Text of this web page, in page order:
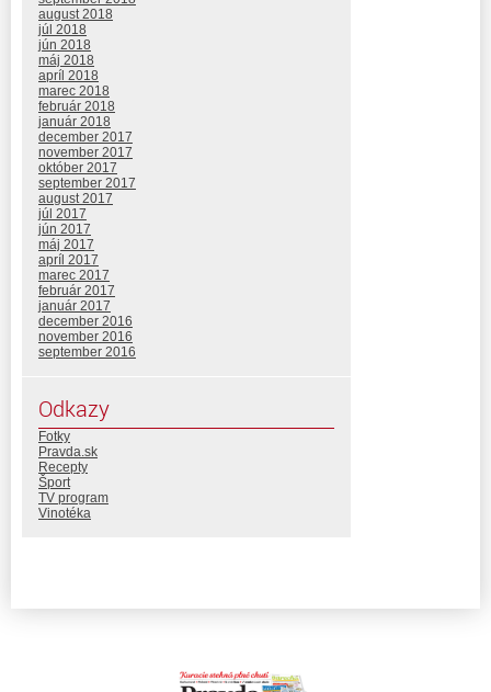
august 2018
júl 2018
jún 2018
máj 2018
apríl 2018
marec 2018
február 2018
január 2018
december 2017
november 2017
október 2017
september 2017
august 2017
júl 2017
jún 2017
máj 2017
apríl 2017
marec 2017
február 2017
január 2017
december 2016
november 2016
september 2016
Odkazy
Fotky
Pravda.sk
Recepty
Šport
TV program
Vinotéka